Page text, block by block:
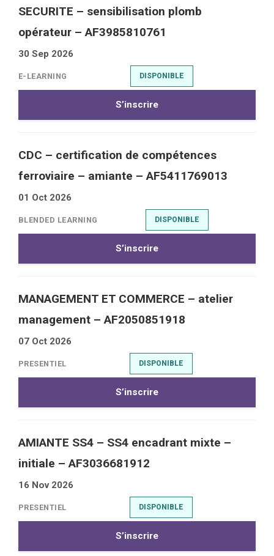
SECURITE – sensibilisation plomb
opérateur – AF3985810761
30 Sep 2026
E-LEARNING DISPONIBLE
S’inscrire
CDC – certification de compétences
ferroviaire – amiante – AF5411769013
01 Oct 2026
BLENDED LEARNING DISPONIBLE
S’inscrire
MANAGEMENT ET COMMERCE – atelier
management – AF2050851918
07 Oct 2026
PRESENTIEL DISPONIBLE
S’inscrire
AMIANTE SS4 – SS4 encadrant mixte –
initiale – AF3036681912
16 Nov 2026
PRESENTIEL DISPONIBLE
S’inscrire